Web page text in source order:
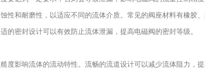
性和耐磨性，以适应不同的流体介质。常见的阀座材料有橡胶
的密封设计可以有效防止流体泄漏，提高电磁阀的密封等级。
度影响流体的流动特性。流畅的流道设计可以减少流体阻力，